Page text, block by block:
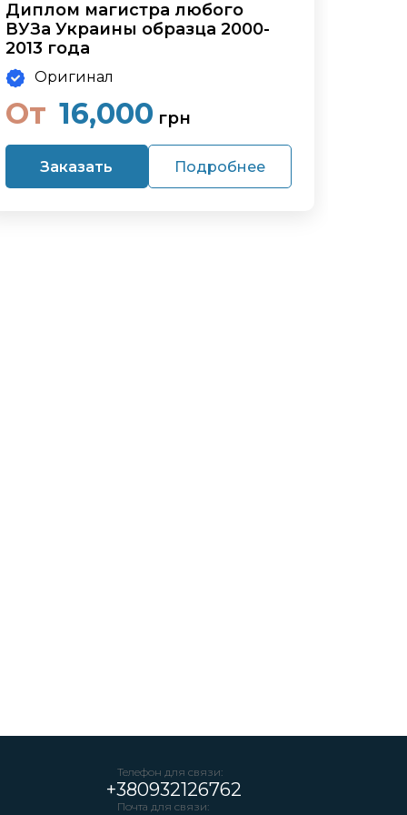
Диплом магистра любого
ВУЗа Украины образца 2000-
2013 года
Оригинал
От 16,000 грн
Заказать Подробнее
Телефон для связи:
+380932126762
Почта для связи: